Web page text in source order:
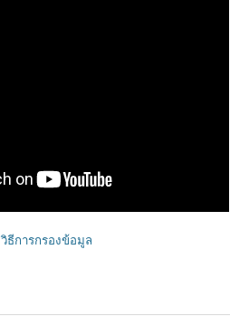
วิธีการกรองข้อมูล